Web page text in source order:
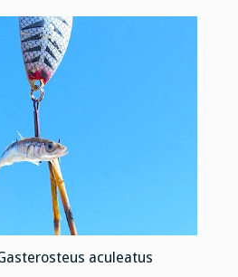
aculeatus